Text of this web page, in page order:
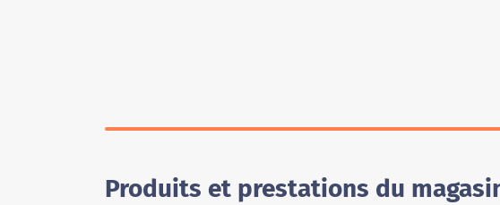
Produits et prestations du